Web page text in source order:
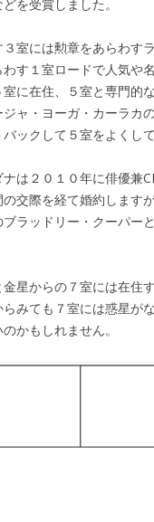
を受賞しました。
室には勲章をあらわす
わす１室ロードで人気や
に在住、５室と専門的
ャ・ヨーガ・カーラカ
ックして５室をよくして
は２０１０年に俳優兼
の交際を経て婚約します
ブラッドリー・クーパー
星からの７室には在住
みても７室には惑星が
かもしれません。